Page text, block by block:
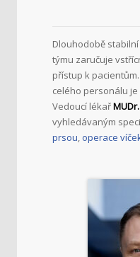
Dlouhodobě
týmu zaručuje
přístup k
celého personálu
Vedoucí lékař
vyhledávaným
prsou, operace